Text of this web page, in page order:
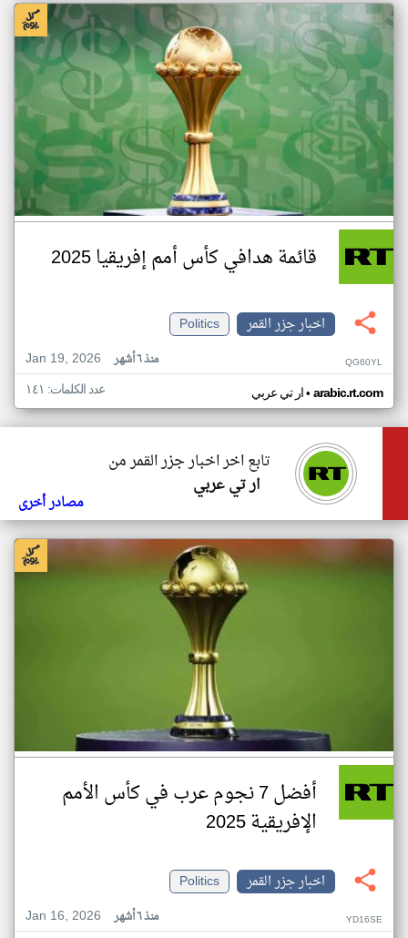
قائمة هدافي كأس أمم إفريقيا 2025
اخبار جزر القمر
Politics
Jan 19, 2026
منذ ٦ أشهر QG60YL
ار تي عربي• arabic.rt.com عدد الكلمات: ١٤١
تابع اخر اخبار جزر القمر من
ار تي عربي
مصادر أخرى
أفضل 7 نجوم عرب في كأس الأمم
الإفريقية 2025
اخبار جزر القمر
Politics
Jan 16, 2026
منذ ٦ أشهر YD16SE